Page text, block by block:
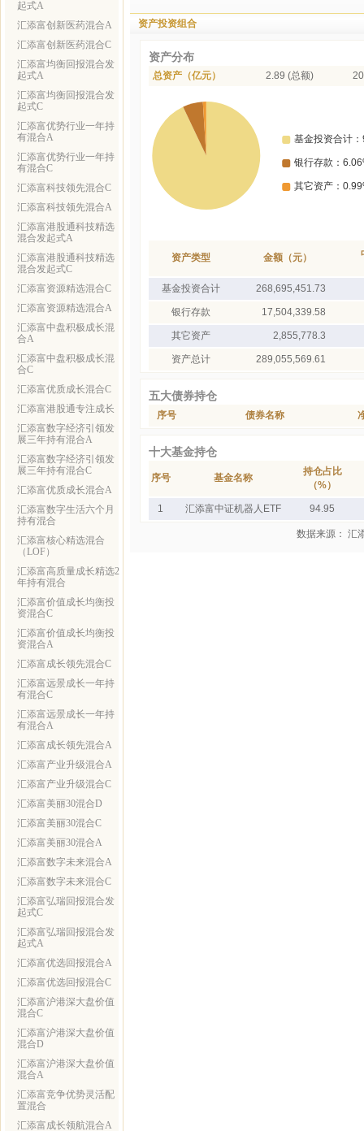
起式A
汇添富创新医药混合A
汇添富创新医药混合C
汇添富均衡回报混合发
起式A
汇添富均衡回报混合发
起式C
汇添富优势行业一年持
有混合A
汇添富优势行业一年持
有混合C
汇添富科技领先混合C
汇添富科技领先混合A
汇添富港股通科技精选
混合发起式A
汇添富港股通科技精选
混合发起式C
汇添富资源精选混合C
汇添富资源精选混合A
汇添富中盘积极成长混
合A
汇添富中盘积极成长混
合C
汇添富优质成长混合C
汇添富港股通专注成长
汇添富数字经济引领发
展三年持有混合A
汇添富数字经济引领发
展三年持有混合C
汇添富优质成长混合A
汇添富数字生活六个月
持有混合
汇添富核心精选混合
（LOF）
汇添富高质量成长精选2
年持有混合
汇添富价值成长均衡投
资混合C
汇添富价值成长均衡投
资混合A
汇添富成长领先混合C
汇添富远景成长一年持
有混合C
汇添富远景成长一年持
有混合A
汇添富成长领先混合A
汇添富产业升级混合A
汇添富产业升级混合C
汇添富美丽30混合D
汇添富美丽30混合C
汇添富美丽30混合A
汇添富数字未来混合A
汇添富数字未来混合C
汇添富弘瑞回报混合发
起式C
汇添富弘瑞回报混合发
起式A
汇添富优选回报混合A
汇添富优选回报混合C
汇添富沪港深大盘价值
混合C
汇添富沪港深大盘价值
混合D
汇添富沪港深大盘价值
混合A
汇添富竞争优势灵活配
置混合
汇添富成长领航混合A
资产投资组合
资产分布
总资产（亿元） 2.89 (总额)
资产类型 金额（元）
基金投资合计 268,695,451.73
银行存款 17,504,339.58
其它资产 2,855,778.3
资产总计 289,055,569.61
五大债券持仓
序号 债券名称
十大基金持仓
序号 基金名称
持仓占比
（%）
1 汇添富中证机器人ETF 94.95
数据来源： 汇